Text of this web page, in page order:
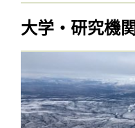
大学・研究機